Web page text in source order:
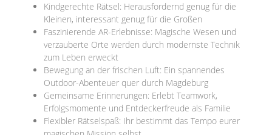
Kindgerechte Rätsel: Herausfordernd genug für die
Kleinen, interessant genug für die Großen
Faszinierende AR-Erlebnisse: Magische Wesen und
verzauberte Orte werden durch modernste Technik
zum Leben erweckt
Bewegung an der frischen Luft: Ein spannendes
Outdoor-Abenteuer quer durch Magdeburg
Gemeinsame Erinnerungen: Erlebt Teamwork,
Erfolgsmomente und Entdeckerfreude als Familie
Flexibler Rätselspaß: Ihr bestimmt das Tempo eurer